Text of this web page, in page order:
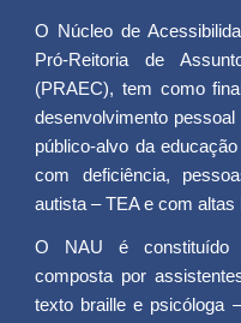
O Núcleo de
Pró-Reitoria de
(PRAEC), tem como
desenvolvimento
público-alvo da
com deficiência,
autista – TEA e com
O NAU é constituído
composta por
texto braille e psicóloga